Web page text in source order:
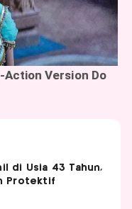
di Usia 43 Tahun,
Protektif